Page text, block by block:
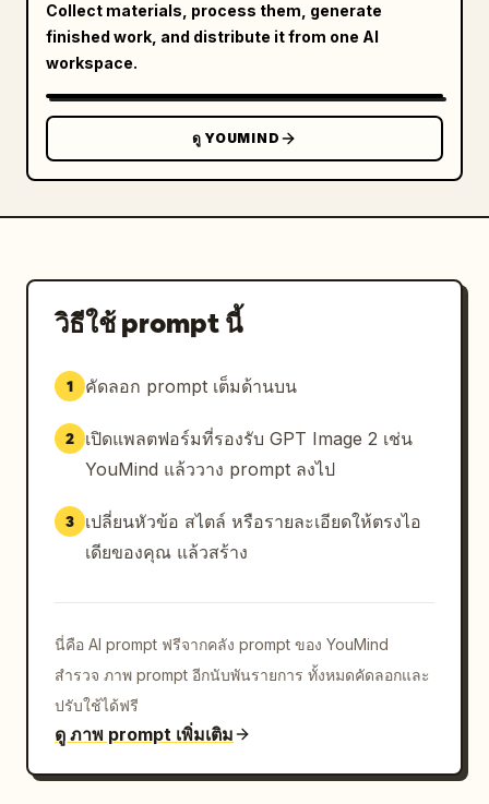
Collect materials, process them, generate
finished work, and distribute it from one AI
workspace.
ดู YOUMIND
วิธีใช้ prompt นี้
1 คัดลอก prompt เต็มด้านบน
2
เปิดแพลตฟอร์มที่รองรับ GPT Image 2 เช่น
YouMind แล้ววาง prompt ลงไป
3
เปลี่ยนหัวข้อ สไตล์ หรือรายละเอียดให้ตรงไอ
เดียของคุณ แล้วสร้าง
นี่คือ AI prompt ฟรีจากคลัง prompt ของ YouMind
สำรวจ ภาพ prompt อีกนับพันรายการ ทั้งหมดคัดลอกและ
ปรับใช้ได้ฟรี
ดู ภาพ prompt เพิ่มเติม